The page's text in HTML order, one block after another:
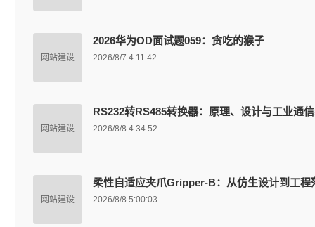
网站建设
2026华为OD面试题059：贪吃的猴子
2026/8/7 4:11:42
网站建设
RS232转RS485转换器：原理、设计与工业通
2026/8/8 4:34:52
网站建设
柔性自适应夹爪Gripper-B：从仿生设计到工程
2026/8/8 5:00:03